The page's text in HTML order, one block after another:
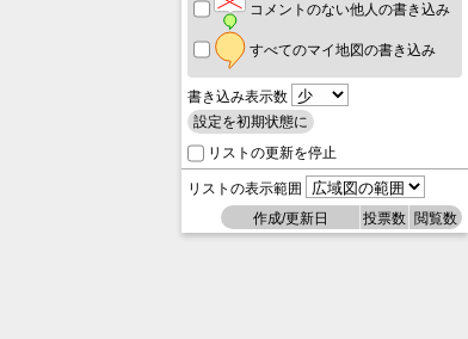
コメントのない他人の書き込み
すべてのマイ地図の書き込み
書き込み表示数
設定を初期状態に
リストの更新を停止
リストの表示範囲
作成/更新日
投票数 閲覧数